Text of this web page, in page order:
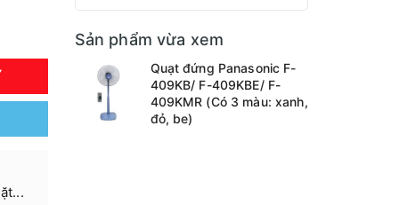
Sản phẩm vừa xem
Quạt đứng Panasonic F-
409KB/ F-409KBE/ F-
409KMR (Có 3 màu: xanh,
đỏ, be)